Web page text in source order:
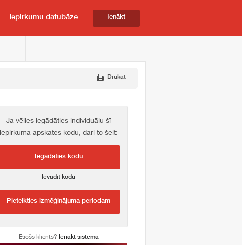
Iepirkumu datubāze Ienākt
Drukāt
Ja vēlies iegādāties individuālu šī
iepirkuma apskates kodu, dari to šeit:
Iegādāties kodu
Ievadīt kodu
Pieteikties izmēģinājuma periodam
Esošs klients? Ienākt sistēmā